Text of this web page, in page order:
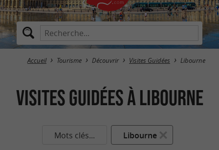
Accueil Tourisme Découvrir Visites Guidées Libourne
Visites Guidées à Libourne
Mots clés... Libourne